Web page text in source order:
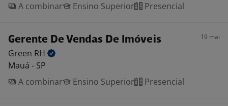
A combinar
Ensino Superior Presencial
Gerente De Vendas De Imóveis 19 mai
Green RH
Mauá - SP
A combinar
Ensino Superior Presencial